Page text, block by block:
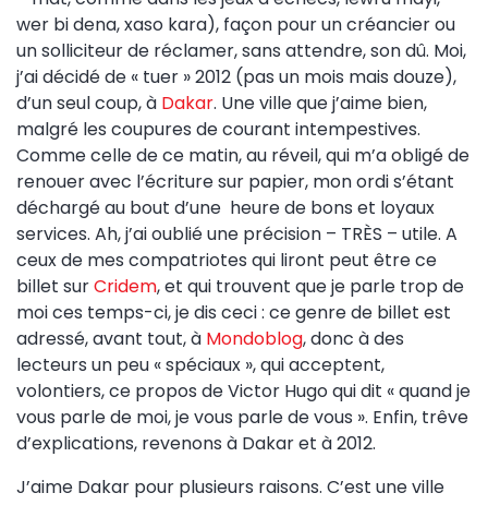
wer bi dena, xaso kara), façon pour un créancier ou
un solliciteur de réclamer, sans attendre, son dû. Moi,
j’ai décidé de « tuer » 2012 (pas un mois mais douze),
d’un seul coup, à Dakar. Une ville que j’aime bien,
malgré les coupures de courant intempestives.
Comme celle de ce matin, au réveil, qui m’a obligé de
renouer avec l’écriture sur papier, mon ordi s’étant
déchargé au bout d’une heure de bons et loyaux
services. Ah, j’ai oublié une précision – TRÈS – utile. A
ceux de mes compatriotes qui liront peut être ce
billet surCridem, et qui trouvent que je parle trop de
moi ces temps-ci, je dis ceci : ce genre de billet est
adressé, avant tout, à Mondoblog, donc à des
lecteurs un peu « spéciaux », qui acceptent,
volontiers, ce propos de Victor Hugo qui dit « quand je
vous parle de moi, je vous parle de vous ». Enfin, trêve
d’explications, revenons à Dakar et à 2012.
J’aime Dakar pour plusieurs raisons. C’est une ville